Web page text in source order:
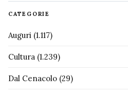
CATEGORIE
Auguri (1.117)
Cultura (1.239)
Dal Cenacolo (29)